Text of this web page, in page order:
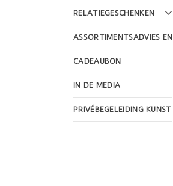
RELATIEGESCHENKEN
ASSORTIMENTSADVIES EN
CADEAUBON
IN DE MEDIA
PRIVÉBEGELEIDING KUNST